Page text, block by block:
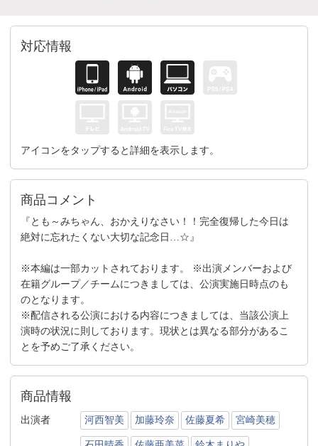
対応情報
アイコンをタップすると詳細を表示します。
商品コメント
『とも～みちゃん、おかえりなさい！！完全復帰した今日は
絶対に忘れたくない大切な記念日…☆』
※本編は一部カットされております。 ※出演メンバーおよび
在籍グループ／チームにつきましては、公演実施日時点のも
のとなります。
※配信される公演における内容につきましては、当該公演上
演時の状況に則しております。現状とは異なる部分があるこ
とを予めご了承ください。
商品情報
出演者 河西智美 加藤玲奈 佐藤夏希 宮崎美穂